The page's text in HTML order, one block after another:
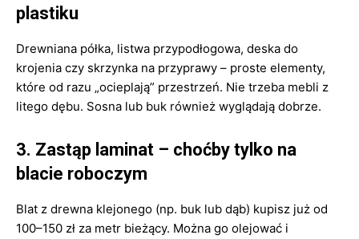
plastiku
Drewniana półka, listwa przypodłogowa, deska do
krojenia czy skrzynka na przyprawy – proste elementy,
które od razu „ocieplają” przestrzeń. Nie trzeba mebli z
litego dębu. Sosna lub buk również wyglądają dobrze.
3. Zastąp laminat – choćby tylko na
blacie roboczym
Blat z drewna klejonego (np. buk lub dąb) kupisz już od
100–150 zł za metr bieżący. Można go olejować i